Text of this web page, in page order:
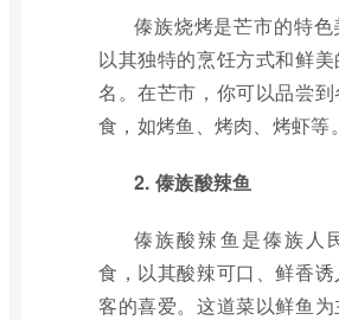
傣族烧烤是芒市的特色
以其独特的烹饪方式和鲜
名。在芒市，你可以品尝
食，如烤鱼、烤肉、烤虾等。
2. 傣族酸辣鱼
傣族酸辣鱼是傣族人
食，以其酸辣可口、鲜香
客的喜爱。这道菜以鲜鱼